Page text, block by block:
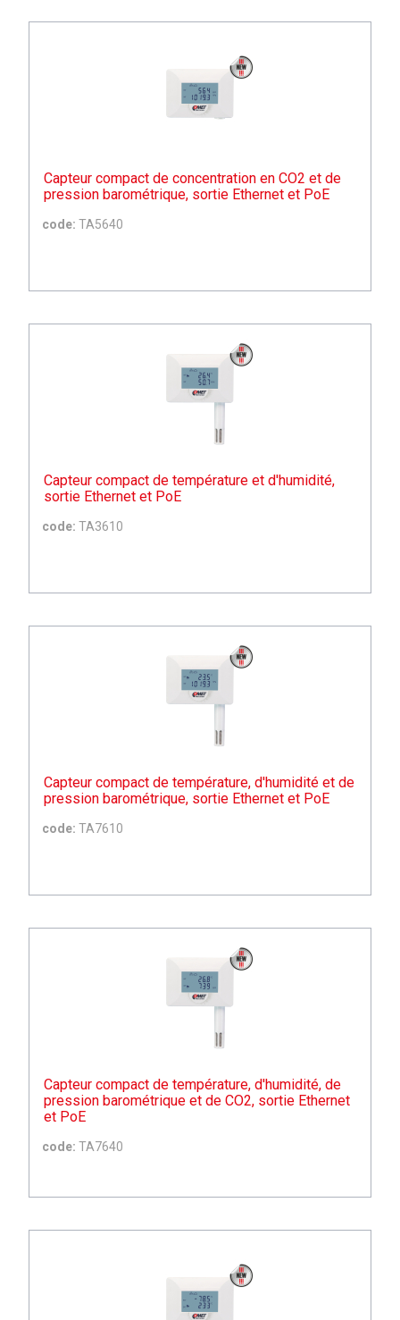
Capteur compact de concentration en CO2 et de
pression barométrique, sortie Ethernet et PoE
code: TA5640
Capteur compact de température et d'humidité,
sortie Ethernet et PoE
code: TA3610
Capteur compact de température, d'humidité et de
pression barométrique, sortie Ethernet et PoE
code: TA7610
Capteur compact de température, d'humidité, de
pression barométrique et de CO2, sortie Ethernet
et PoE
code: TA7640